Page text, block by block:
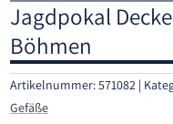
Jagdpokal
Böhmen
Artikelnummer:571082
Gefäße